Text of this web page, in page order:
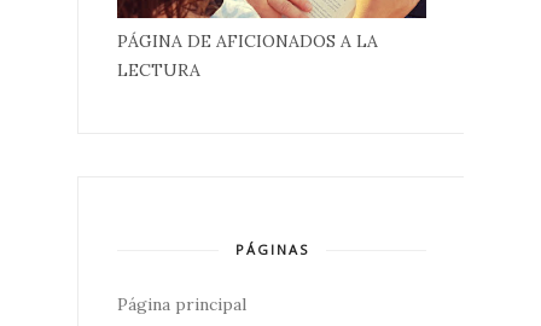
PÁGINA DE AFICIONADOS A LA
LECTURA
PÁGINAS
Página principal